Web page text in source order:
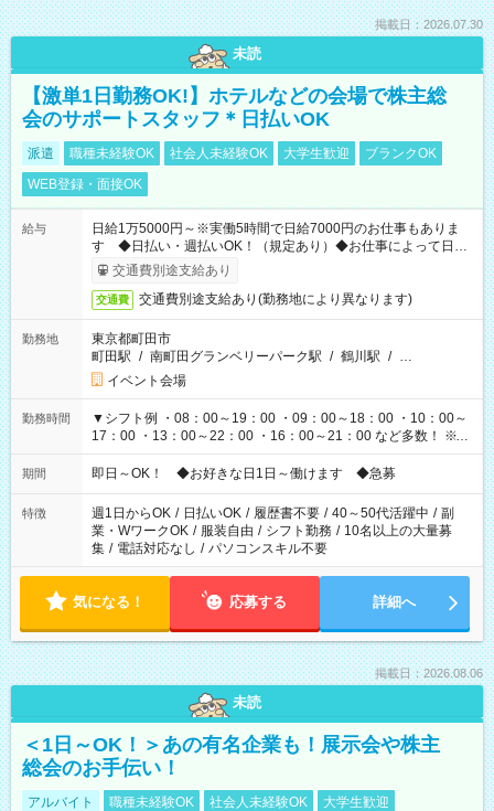
掲載日：2026.07.30
未読
【激単1日勤務OK!】ホテルなどの会場で株主総
会のサポートスタッフ＊日払いOK
派遣 職種未経験OK 社会人未経験OK 大学生歓迎
ブランクOK
WEB登録・面接OK
給与
日給1万5000円～※実働5時間で日給7000円のお仕事もありま
す ◆日払い・週払いOK！（規定あり）◆お仕事によって日給
も異なります
交通費別途支給あり
交通費 交通費別途支給あり(勤務地により異なります)
勤務地
東京都町田市
町田駅 / 南町田グランベリーパーク駅 / 鶴川駅 / …
イベント会場
勤務時間
▼シフト例 ・08：00～19：00 ・09：00～18：00 ・10：00～
17：00 ・13：00～22：00 ・16：00～21：00 など多数！ ※お
仕事により勤務時間が異なります
期間 即日～OK！ ◆お好きな日1日～働けます ◆急募
特徴 週1日からOK / 日払いOK / 履歴書不要 / 40～50代活躍中 / 副
業・WワークOK / 服装自由 / シフト勤務 / 10名以上の大量募
集 / 電話対応なし / パソコンスキル不要
気になる！ 応募する 詳細へ
掲載日：2026.08.06
未読
＜1日～OK！＞あの有名企業も！展示会や株主
総会のお手伝い！
アルバイト 職種未経験OK 社会人未経験OK
大学生歓迎